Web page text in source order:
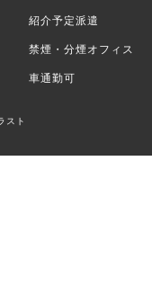
紹介予定派遣
禁煙・分煙オフィス
車通勤可
スト